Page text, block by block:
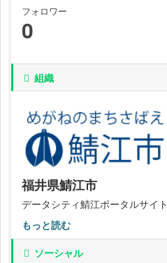
フォロワー
0
組織
福井県鯖江市
データシティ鯖江ポータルサイト
もっと読む
ソーシャル